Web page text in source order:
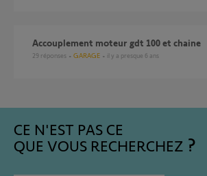
accouplement moteur gdt 100 et chaine
29 réponses GARAGE il y a presque 6 ans
CE N'EST PAS CE
QUE VOUS RECHERCHEZ